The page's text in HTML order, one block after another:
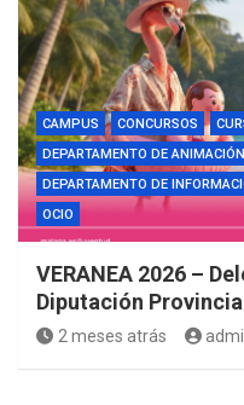
CAMPUS CONCURSOS
DEPARTAMENTO DE
DEPARTAMENTO DE
OCIO
VERANEA 2026 –
Diputación
2 meses atrás